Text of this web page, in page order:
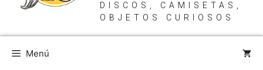
DISCOS, CAMISETAS,
OBJETOS CURIOSOS
Menú